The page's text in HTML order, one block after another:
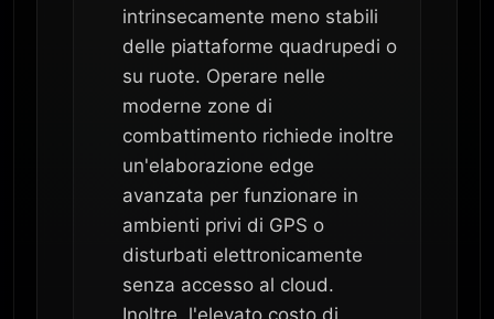
intrinsecamente meno stabili
delle piattaforme quadrupedi o
su ruote. Operare nelle
moderne zone di
combattimento richiede inoltre
un'elaborazione edge
avanzata per funzionare in
ambienti privi di GPS o
disturbati elettronicamente
senza accesso al cloud.